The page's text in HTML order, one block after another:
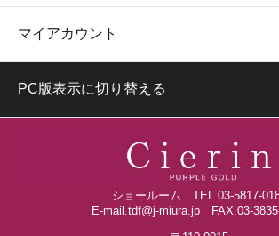
マイアカウント
PC版表示に切り替える
ショールーム TEL.03-5817-
E-mail.tdf@j-miura.jp FAX.03-